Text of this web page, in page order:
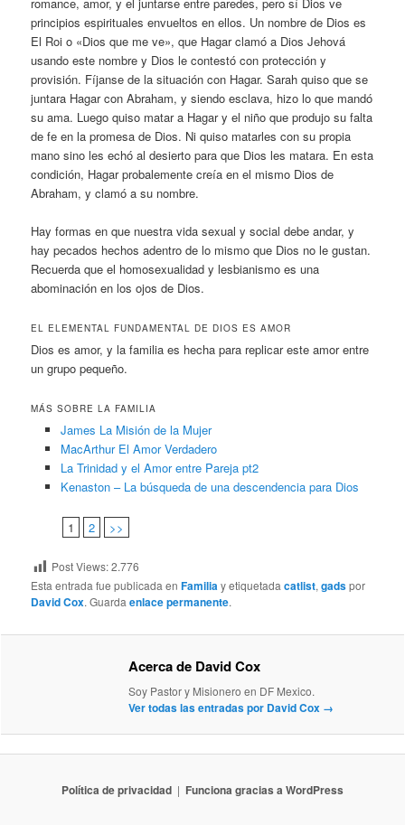
principios espirituales envueltos en ellos. Un nombre de Dios es
El Roi o «Dios que me ve», que Hagar clamó a Dios Jehová
usando este nombre y Dios le contestó con protección y
provisión. Fíjanse de la situación con Hagar. Sarah quiso que se
juntara Hagar con Abraham, y siendo esclava, hizo lo que mandó
su ama. Luego quiso matar a Hagar y el niño que produjo su falta
de fe en la promesa de Dios. Ni quiso matarles con su propia
mano sino les echó al desierto para que Dios les matara. En esta
condición, Hagar probalemente creía en el mismo Dios de
Abraham, y clamó a su nombre.
Hay formas en que nuestra vida sexual y social debe andar, y
hay pecados hechos adentro de lo mismo que Dios no le gustan.
Recuerda que el homosexualidad y lesbianismo es una
abominación en los ojos de Dios.
EL ELEMENTAL FUNDAMENTAL DE DIOS ES AMOR
Dios es amor, y la familia es hecha para replicar este amor entre
un grupo pequeño.
MÁS SOBRE LA FAMILIA
James La Misión de la Mujer
MacArthur El Amor Verdadero
La Trinidad y el Amor entre Pareja pt2
Kenaston – La búsqueda de una descendencia para Dios
1 2 >>
Post Views:2.776
Esta entrada fue publicada enFamiliay etiquetadacatlist,gadspor
David Cox. Guardaenlace permanente.
Acerca de David Cox
Soy Pastor y Misionero en DF Mexico.
Ver todas las entradas por David Cox →
Política de privacidad Funciona gracias a WordPress